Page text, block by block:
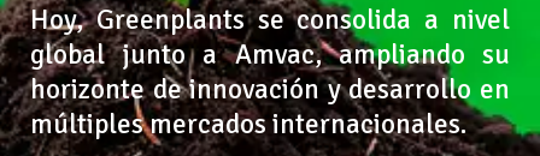
Hoy, Greenplants se consolida a nivel
global junto a Amvac, ampliando su
horizonte de innovación y desarrollo en
múltiples mercados internacionales.